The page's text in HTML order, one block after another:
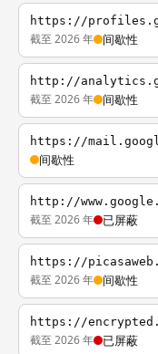
https://
截至 2026 年 间歇性
http://
截至 2026 年 间歇性
https://
间歇性
http://
截至 2026 年 已屏蔽
https://
截至 2026 年 间歇性
https://
截至 2026 年 已屏蔽